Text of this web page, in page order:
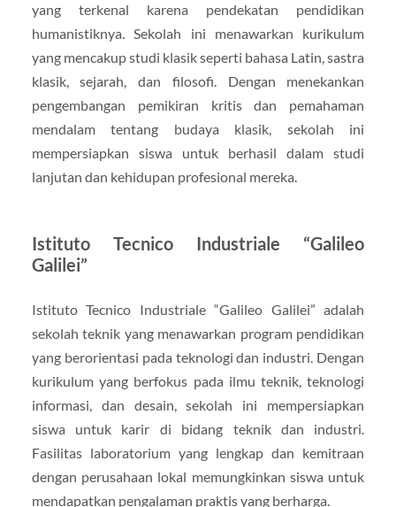
yang terkenal karena pendekatan pendidikan
humanistiknya. Sekolah ini menawarkan kurikulum
yang mencakup studi klasik seperti bahasa Latin, sastra
klasik, sejarah, dan filosofi. Dengan menekankan
pengembangan pemikiran kritis dan pemahaman
mendalam tentang budaya klasik, sekolah ini
mempersiapkan siswa untuk berhasil dalam studi
lanjutan dan kehidupan profesional mereka.
Istituto Tecnico Industriale “Galileo
Galilei”
Istituto Tecnico Industriale “Galileo Galilei” adalah
sekolah teknik yang menawarkan program pendidikan
yang berorientasi pada teknologi dan industri. Dengan
kurikulum yang berfokus pada ilmu teknik, teknologi
informasi, dan desain, sekolah ini mempersiapkan
siswa untuk karir di bidang teknik dan industri.
Fasilitas laboratorium yang lengkap dan kemitraan
dengan perusahaan lokal memungkinkan siswa untuk
mendapatkan pengalaman praktis yang berharga.